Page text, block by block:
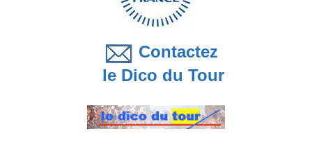
Contactez
le Dico du Tour